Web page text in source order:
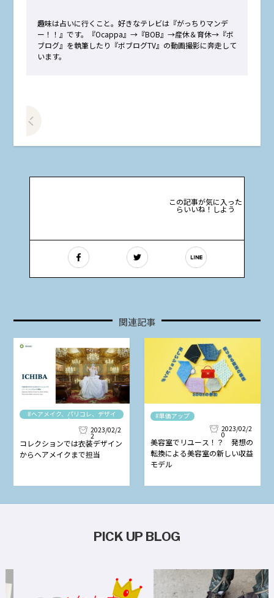
趣味は占いに行くこと。好きなテレビは『がっちりマンデ
ー！！』です。『Ocappa』→『BOB』→産休＆育休→『ボ
ブログ』を執筆したり『ボブログTV』の動画撮影に奔走して
います。
この記事が気に入った
らいいね！しよう
関連記事
#ヘアメイク、パリコレ、デザイ
ナー
2023/02/2
2
コレクションでは衣装デザイン
からヘアメイクまで担当
#単価アップ
2023/02/2
0
美容室でリユース！？ 発想の
転換による美容室の新しい収益
モデル
PICK UP BLOG